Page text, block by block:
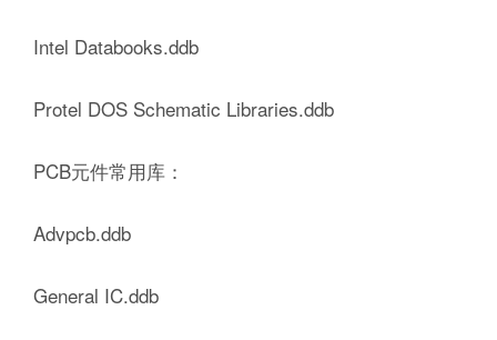
Intel Databooks.ddb
Protel DOS Schematic Libraries.ddb
PCB元件常用库：
Advpcb.ddb
General IC.ddb